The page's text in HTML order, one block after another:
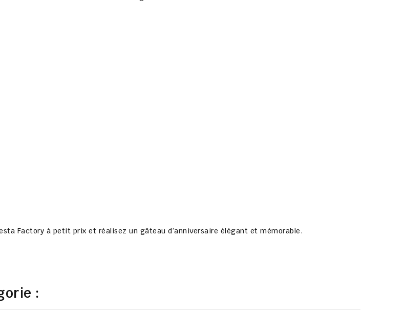
Factory à petit prix et réalisez un gâteau d’anniversaire élégant et mémorable.
: